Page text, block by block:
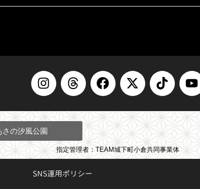
I
n
t
a
g
r
m
T
h
e
d
s
F
a
e
b
o
o
X
-
w
t
t
T
i
t
o
k
Y
o
t
u
b
e
さの汐風公園
指定管理者：TEAM城下町小倉共同事業体
SNS運用ポリシー